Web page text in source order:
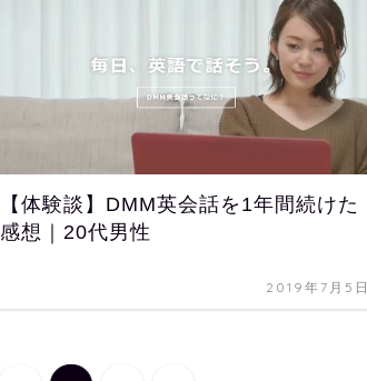
【体験談】DMM英会話を1年間続けた
感想｜20代男性
2019年7月5日